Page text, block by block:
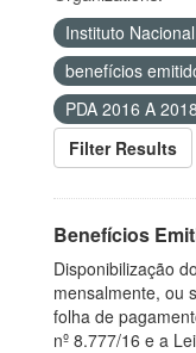
Instituto
benefícios
PDA 2016 A 2018
Filter Results
Benefícios
Disponibilização
mensalmente, ou
folha de
nº 8.777/16 e a